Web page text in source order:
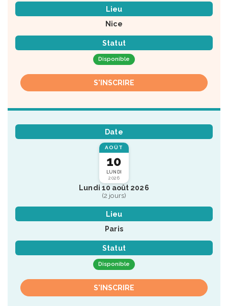
Lieu
Nice
Statut
Disponible
S'INSCRIRE
Date
AOÛT
10
LUNDI
2026
Lundi 10 août 2026
(2 jours)
Lieu
Paris
Statut
Disponible
S'INSCRIRE